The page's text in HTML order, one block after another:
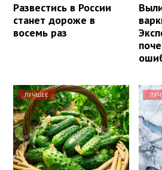
Развестись в России
станет дороже в
восемь раз
ЛУЧШЕЕ